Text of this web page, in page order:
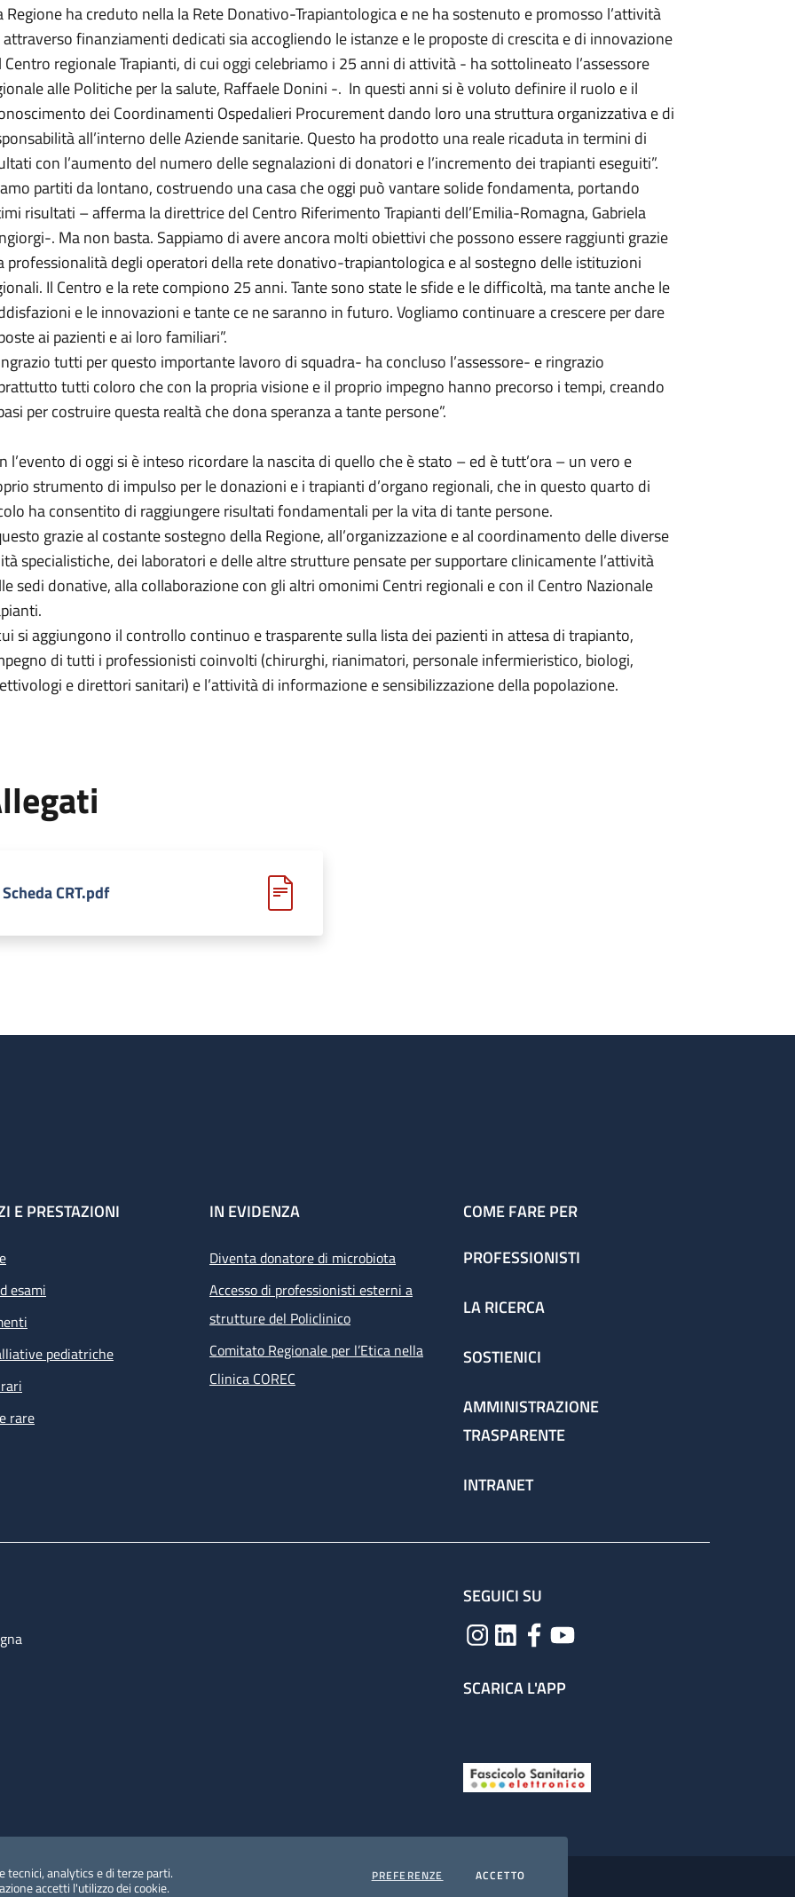
tecnici, analytics e di terze parti.
accetti l'utilizzo dei cookie.
PREFERENZE COOKIESACCETTOI COOKIES
Regione ha creduto nella la Rete Donativo-Trapiantologica e ne ha sostenuto e promosso l’attività
attraverso finanziamenti dedicati sia accogliendo le istanze e le proposte di crescita e di innovazione
Centro regionale Trapianti, di cui oggi celebriamo i 25 anni di attività - ha sottolineato l’assessore
alle Politiche per la salute, Raffaele Donini -. In questi anni si è voluto definire il ruolo e il
dei Coordinamenti Ospedalieri Procurement dando loro una struttura organizzativa e di
all’interno delle Aziende sanitarie. Questo ha prodotto una reale ricaduta in termini di
con l’aumento del numero delle segnalazioni di donatori e l’incremento dei trapianti eseguiti”.
partiti da lontano, costruendo una casa che oggi può vantare solide fondamenta, portando
risultati – afferma la direttrice del Centro Riferimento Trapianti dell’Emilia-Romagna, Gabriela
. Ma non basta. Sappiamo di avere ancora molti obiettivi che possono essere raggiunti grazie
professionalità degli operatori della rete donativo-trapiantologica e al sostegno delle istituzioni
Il Centro e la rete compiono 25 anni. Tante sono state le sfide e le difficoltà, ma tante anche le
e le innovazioni e tante ce ne saranno in futuro. Vogliamo continuare a crescere per dare
ai pazienti e ai loro familiari”.
tutti per questo importante lavoro di squadra- ha concluso l’assessore- e ringrazio
tutti coloro che con la propria visione e il proprio impegno hanno precorso i tempi, creando
per costruire questa realtà che dona speranza a tante persone”.
l’evento di oggi si è inteso ricordare la nascita di quello che è stato – ed è tutt’ora – un vero e
strumento di impulso per le donazioni e i trapianti d’organo regionali, che in questo quarto di
ha consentito di raggiungere risultati fondamentali per la vita di tante persone.
grazie al costante sostegno della Regione, all’organizzazione e al coordinamento delle diverse
specialistiche, dei laboratori e delle altre strutture pensate per supportare clinicamente l’attività
sedi donative, alla collaborazione con gli altri omonimi Centri regionali e con il Centro Nazionale
si aggiungono il controllo continuo e trasparente sulla lista dei pazienti in attesa di trapianto,
di tutti i professionisti coinvolti (chirurghi, rianimatori, personale infermieristico, biologi,
e direttori sanitari) e l’attività di informazione e sensibilizzazione della popolazione.
Scheda CRT.pdf
E PRESTAZIONI
esami
pediatriche
rare
IN EVIDENZA
Diventa donatore di microbiota
Accesso di professionisti esterni a
strutture del Policlinico
Comitato Regionale per l’Etica nella
Clinica COREC
COME FARE PER
PROFESSIONISTI
LA RICERCA
SOSTIENICI
AMMINISTRAZIONE
TRASPARENTE
INTRANET
SEGUICI SU
SCARICA L'APP
del dato personale